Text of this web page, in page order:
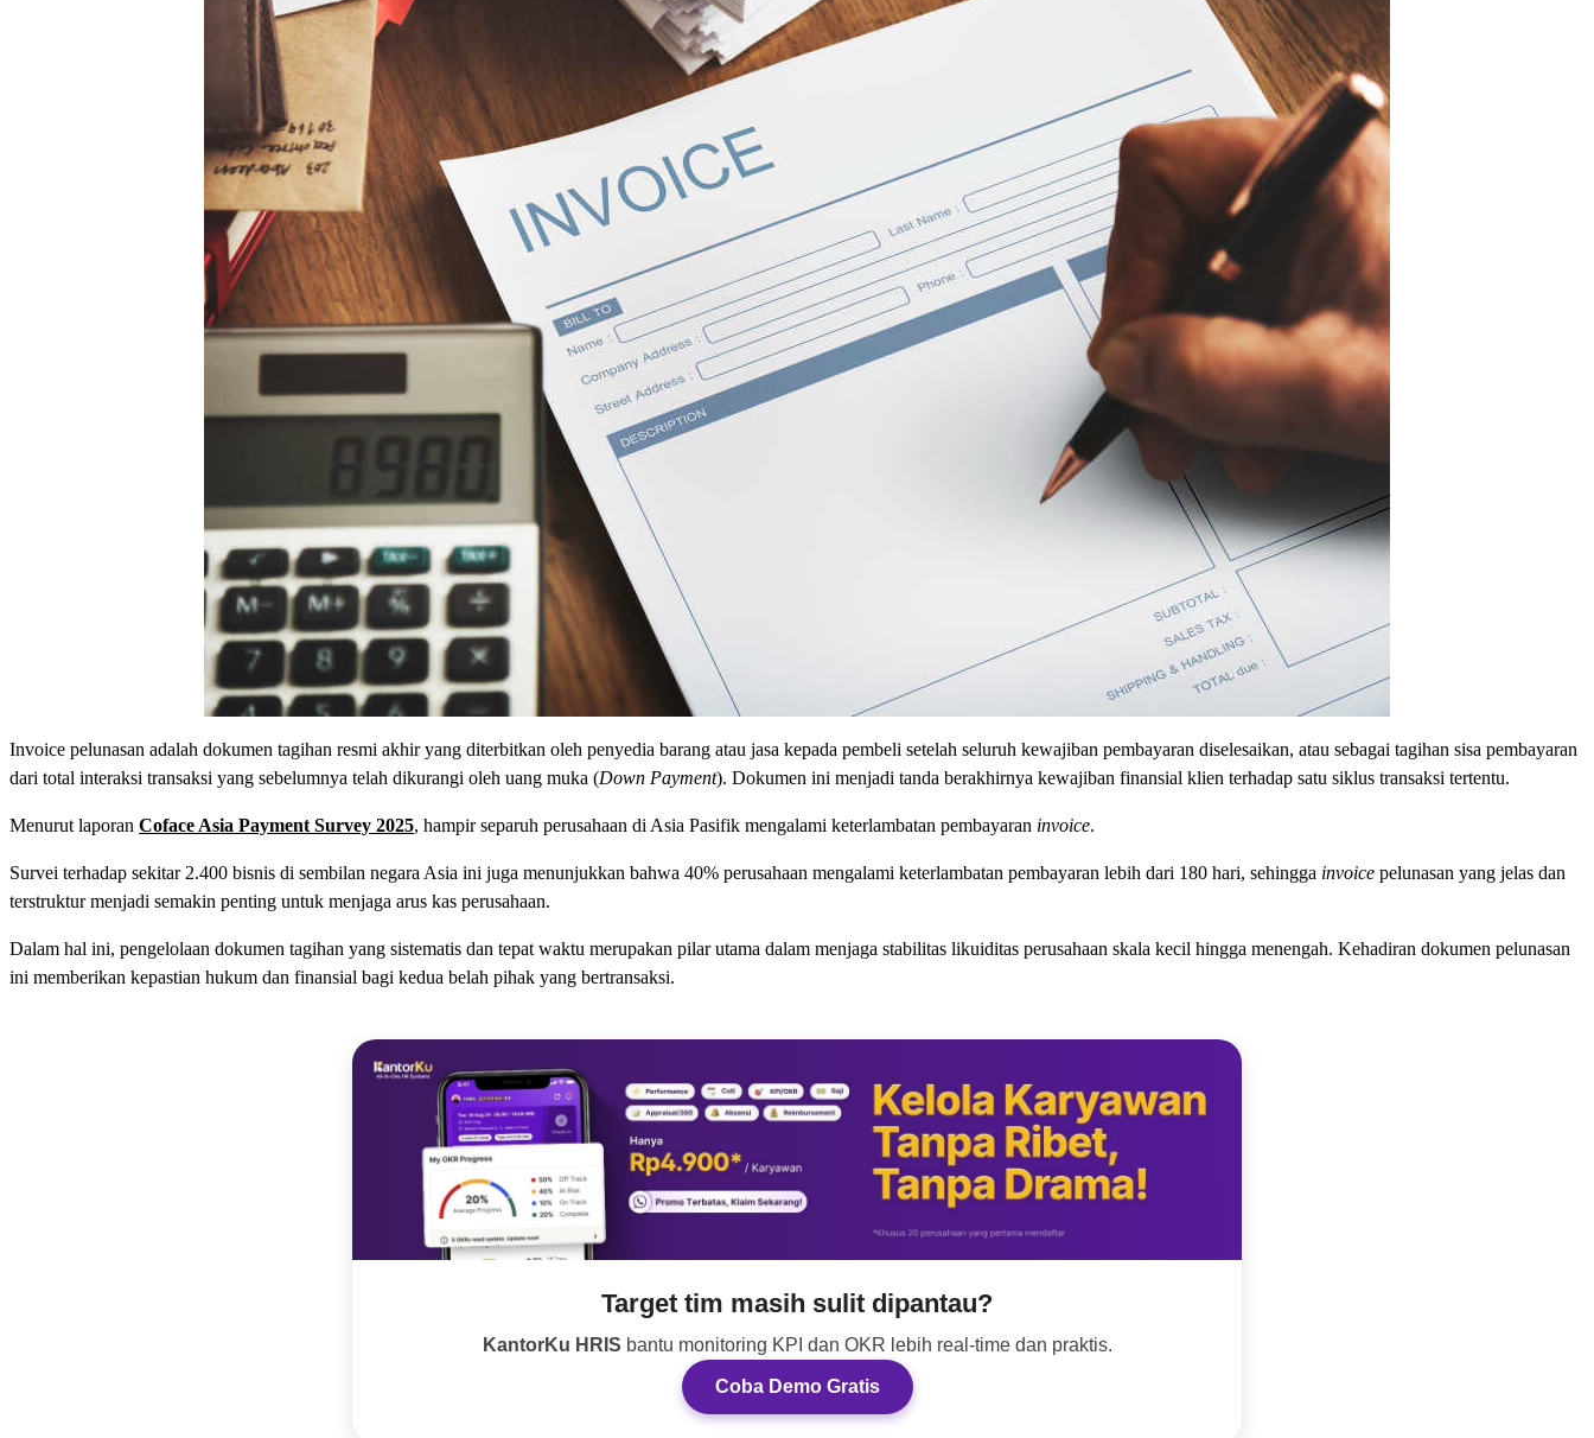
Invoice pelunasan adalah dokumen tagihan resmi akhir yang diterbitkan oleh penyedia barang atau jasa kepada pembeli setelah seluruh kewajiban pembayaran diselesaikan, atau sebagai tagihan sisa pembayaran
dari total interaksi transaksi yang sebelumnya telah dikurangi oleh uang muka (Down Payment). Dokumen ini menjadi tanda berakhirnya kewajiban finansial klien terhadap satu siklus transaksi tertentu.
Menurut laporan Coface Asia Payment Survey 2025, hampir separuh perusahaan di Asia Pasifik mengalami keterlambatan pembayaran invoice.
Survei terhadap sekitar 2.400 bisnis di sembilan negara Asia ini juga menunjukkan bahwa 40% perusahaan mengalami keterlambatan pembayaran lebih dari 180 hari, sehingga invoice pelunasan yang jelas dan
terstruktur menjadi semakin penting untuk menjaga arus kas perusahaan.
Dalam hal ini, pengelolaan dokumen tagihan yang sistematis dan tepat waktu merupakan pilar utama dalam menjaga stabilitas likuiditas perusahaan skala kecil hingga menengah. Kehadiran dokumen pelunasan
ini memberikan kepastian hukum dan finansial bagi kedua belah pihak yang bertransaksi.
Target tim masih sulit dipantau?
KantorKu HRIS bantu monitoring KPI dan OKR lebih real-time dan praktis.
Coba Demo Gratis